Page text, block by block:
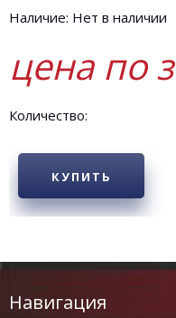
Наличие: Нет в наличии
цена по
Количество:
КУПИТЬ
Навигация